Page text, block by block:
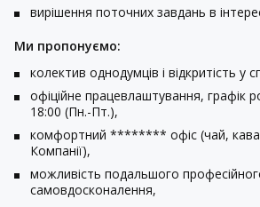
вирішення поточних завдань в
Ми пропонуємо:
колектив однодумців і відкритість у
офіційне працевлаштування, графік
18:00 (Пн.-Пт.),
комфортний ******** офіс (чай,
Компанії),
можливість подальшого
самовдосконалення,